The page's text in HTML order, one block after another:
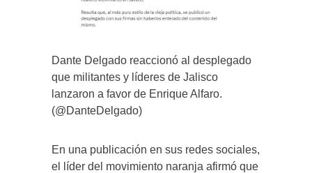
Dante Delgado reaccionó al desplegado
que militantes y líderes de Jalisco
lanzaron a favor de Enrique Alfaro.
(@DanteDelgado)
En una publicación en sus redes sociales,
el líder del movimiento naranja afirmó que